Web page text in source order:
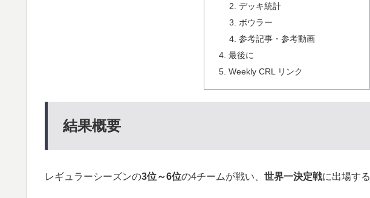
デッキ統計
ボウラー
参考記事・参考動画
最後に
Weekly CRL リンク
結果概要
レギュラーシーズンの3位～6位の4チームが戦い、 世界一決定戦に出場する